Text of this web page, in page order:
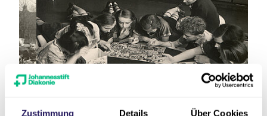
Zustimmung Details Über Cookies
Klapp’sche Methode bei